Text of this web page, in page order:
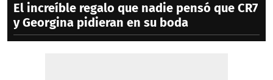
El increíble regalo que nadie pensó que CR7
y Georgina pidieran en su boda